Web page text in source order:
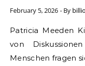
February 5, 2026 - By
Patricia Meeden Kinder stehen oft im Mittelpunkt
von
Menschen fragen